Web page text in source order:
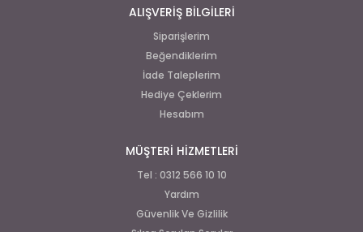
ALIŞVERİŞ BİLGİLERİ
Siparişlerim
Beğendiklerim
İade Taleplerim
Hediye Çeklerim
Hesabım
MÜŞTERİ HİZMETLERİ
Tel : 0312 566 10 10
Yardım
Güvenlik Ve Gizlilik